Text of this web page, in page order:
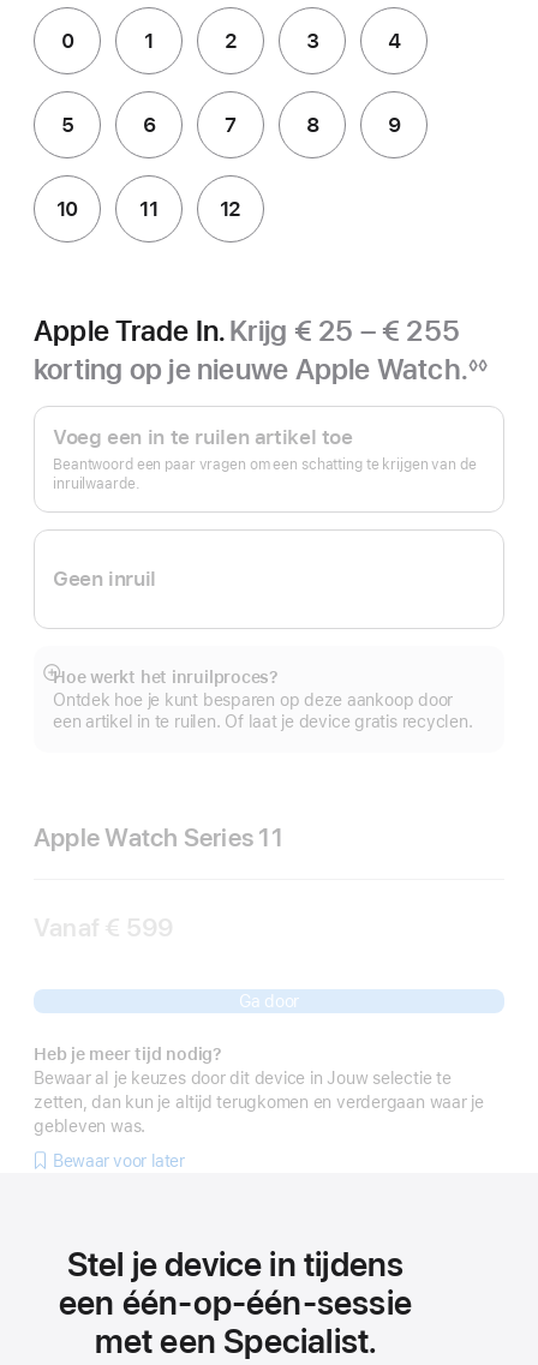
0 1 2 3 4
5 6 7 8 9
10 11 12
Apple Trade In.Krijg € 25 – € 255
korting op je nieuwe Apple Watch.
Voetnoot
◊◊
Apple Trade In.
Voeg een in te ruilen artikel toe
Beantwoord een paar vragen om een schatting te krijgen van de
inruilwaarde.
Geen inruil
Hoe werkt het inruilproces?
Ontdek hoe je kunt besparen op deze aankoop door
een artikel in te ruilen. Of laat je device gratis recyclen.
Meer
Apple Watch Series 11
Vanaf € 599
Ga door
Heb je meer tijd nodig?
Bewaar al je keuzes door dit device in Jouw selectie te
zetten, dan kun je altijd terugkomen en verdergaan waar je
gebleven was.
Bewaar voor later
Stel je device in tijdens
een één‑op‑één-sessie
met een Specialist.